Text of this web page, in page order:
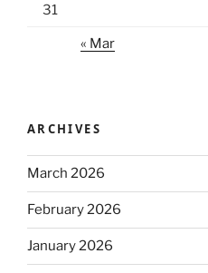
31
« Mar
ARCHIVES
March 2026
February 2026
January 2026